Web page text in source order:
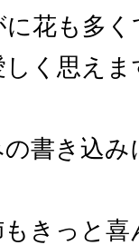
花も多
く思えま
書き込
きっと